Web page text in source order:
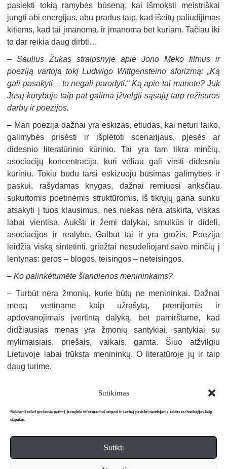
Sutikimas
Siekdami teikti geriausią patirtį, įrenginio informacijai saugoti ir (arba) pasiekti naudojame tokias technologijas kaip
slapukus.
Sutikti
pasiekti tokią ramybės būseną, kai išmoksti meistriškai
jungti abi energijas, abu pradus taip, kad išeitų paliudijimas
kitiems, kad tai įmanoma, ir įmanoma bet kuriam. Tačiau iki
to dar reikia daug dirbti…
–Saulius Žukas straipsnyje apie Jono Meko filmus ir
poeziją vartoja tokį Ludwigo Wittgensteino aforizmą: „Ką
gali pasakyti – to negali parodyti.“ Ką apie tai manote? Juk
Jūsų kūryboje taip pat galima įžvelgti sąsajų tarp režisūros
darbų ir poezijos.
– Man poezija dažnai yra eskizas, etiudas, kai neturi laiko,
galimybės prisėsti ir išplėtoti scenarijaus, pjesės ar
didesnio literatūrinio kūrinio. Tai yra tam tikra minčių,
asociacijų koncentracija, kuri vėliau gali virsti didesniu
kūriniu. Tokiu būdu tarsi eskizuoju būsimas galimybes ir
paskui, rašydamas knygas, dažnai remiuosi anksčiau
sukurtomis poetinėmis struktūromis. Iš tikrųjų gana sunku
atsakyti į tuos klausimus, nes niekas nėra atskirta, viskas
labai vientisa. Aukšti ir žemi dalykai, smulkūs ir dideli,
asociacijos ir realybė. Galbūt tai ir yra grožis. Poezija
leidžia viską sintetinti, griežtai nesudėliojant savo minčių į
lentynas: geros – blogos, teisingos – neteisingos.
–Ko palinkėtumėte šiandienos menininkams?
– Turbūt nėra žmonių, kurie būtų ne menininkai. Dažnai
meną vertiname kaip užrašytą, premijomis ir
apdovanojimais įvertintą dalyką, bet pamirštame, kad
didžiausias menas yra žmonių santykiai, santykiai su
mylimaisiais, priešais, vaikais, gamta. Šiuo atžvilgiu
Lietuvoje labai trūksta menininkų. O literatūroje jų ir taip
daug turime.
Apie mus Redakcija Prenumerata